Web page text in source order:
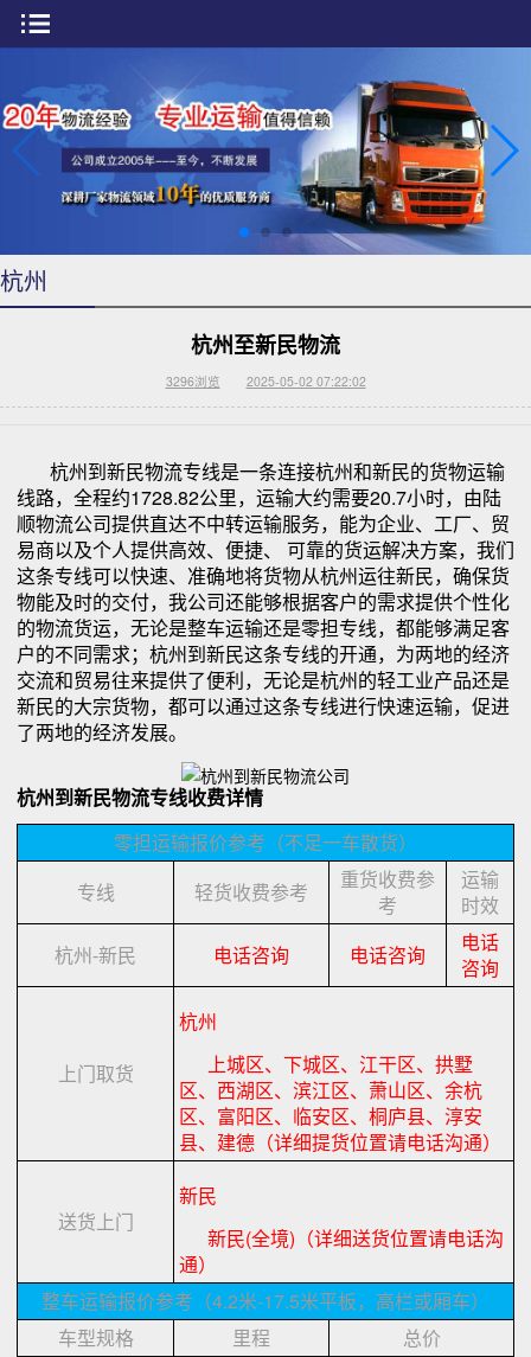
杭州
杭州至新民物流
3296浏览 2025-05-02 07:22:02
杭州到新民物流专线是一条连接杭州和新民的货物运输
线路，全程约1728.82公里，运输大约需要20.7小时，由陆
顺物流公司提供直达不中转运输服务，能为企业、工厂、贸
易商以及个人提供高效、便捷、 可靠的货运解决方案，我们
这条专线可以快速、准确地将货物从杭州运往新民，确保货
物能及时的交付，我公司还能够根据客户的需求提供个性化
的物流货运，无论是整车运输还是零担专线，都能够满足客
户的不同需求；杭州到新民这条专线的开通，为两地的经济
交流和贸易往来提供了便利，无论是杭州的轻工业产品还是
新民的大宗货物，都可以通过这条专线进行快速运输，促进
了两地的经济发展。
杭州到新民物流专线收费详情
零担运输报价参考（不足一车散货）
专线
轻货收费参考
重货收费参
考
运输
时效
杭州-新民
电话咨询 电话咨询
电话
咨询
上门取货
杭州
上城区、下城区、江干区、拱墅
区、西湖区、滨江区、萧山区、余杭
区、富阳区、临安区、桐庐县、淳安
县、建德（详细提货位置请电话沟通）
送货上门
新民
新民(全境)（详细送货位置请电话沟
通）
整车运输报价参考（4.2米-17.5米平板，高栏或厢车）
车型规格
里程
总价